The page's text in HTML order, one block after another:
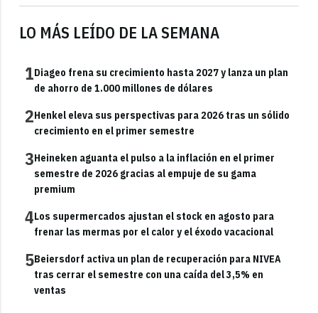
LO MÁS LEÍDO DE LA SEMANA
1Diageo frena su crecimiento hasta 2027 y lanza un plan
de ahorro de 1.000 millones de dólares
2Henkel eleva sus perspectivas para 2026 tras un sólido
crecimiento en el primer semestre
3Heineken aguanta el pulso a la inflación en el primer
semestre de 2026 gracias al empuje de su gama
premium
4Los supermercados ajustan el stock en agosto para
frenar las mermas por el calor y el éxodo vacacional
5Beiersdorf activa un plan de recuperación para NIVEA
tras cerrar el semestre con una caída del 3,5% en
ventas